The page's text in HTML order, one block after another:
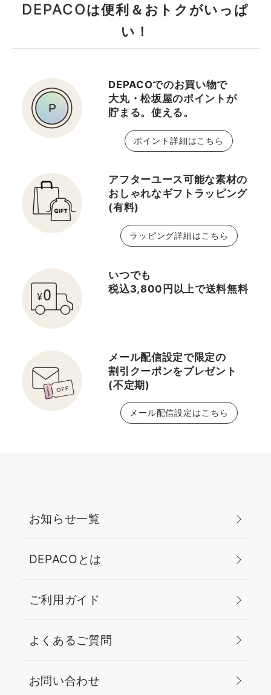
の中でも高価格帯のおす
すめ化粧水をご紹介！ 濃
も ご褒美アイテムとして
もぴったりですよ。 是非
チェックしてみてくださ
いね♡ ✔︎＜ラ・メール
＞ザ・トリートメント ロ
ド・ポー ボーテ＞ローシ
ョンイドロＡ ｎ【医薬部
外品】 ✔︎＜ポーラ＞B.A
ローション ＿＿＿＿＿
＿＿＿＿＿＿＿＿＿ 無料
イベント 【DEPACO BA
FESTA!!】 12/26 10:00
まで開催中♪ この期間だ
けのスペシャルな内容を5
本立てでご用意していま
href="https://depaco.daimaru-
matsuzakaya.jp/shop/pages/depacoba_festa.aspx"
style="text-decoration:
underline; font-
weight:700;">こちらか
にご相談くださいね！ 皆
さまのご予約お待ちして
おります♪ <a
style="text-decoration:
こちら</a> ＿＿＿＿＿＿
＿＿＿＿＿＿＿＿
DEPACOは便利＆おトクがいっぱ
い！
DEPACOでのお買い物で
大丸・松坂屋のポイントが
貯まる。使える。
ポイント詳細はこちら
アフターユース可能な素材の
おしゃれなギフトラッピング
(有料)
ラッピング詳細はこちら
いつでも
税込3,800円以上で送料無料
メール配信設定で限定の
割引クーポンをプレゼント
(不定期)
メール配信設定はこちら
お知らせ一覧
DEPACOとは
ご利用ガイド
よくあるご質問
お問い合わせ